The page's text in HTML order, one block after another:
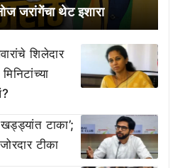
जरांगेंचा थेट इशारा
शिलेदार
टाका’;
टीका